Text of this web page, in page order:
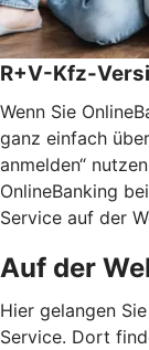
R+V-Kfz-
Wenn Sie
ganz einfach
anmelden“
OnlineBanking
Service auf der
Auf der
Hier gelangen
Service. Dort